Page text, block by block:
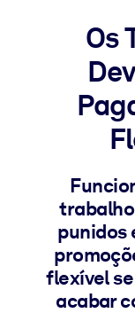
POR SISTEMA
Para LMS/LXP
Leve
resultados de
Enriqueça sua
negócios
Para sistemas
Alimente seus
estruturado para
Os
punidos
flexível
acabar